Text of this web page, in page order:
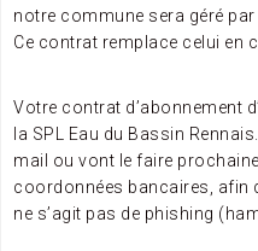
notre commune sera géré par
Ce contrat remplace celui en
Votre contrat d’abonnement
la SPL Eau du Bassin
mail ou vont le faire
coordonnées bancaires, afin
ne s’agit pas de phishing